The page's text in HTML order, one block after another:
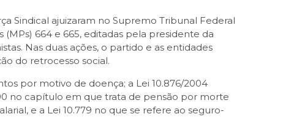
Sindical ajuizaram no Supremo Tribunal Federal
(MPs) 664 e 665, editadas pela presidente da
Nas duas ações, o partido e as entidades
do retrocesso social.
por motivo de doença; a Lei 10.876/2004
no capítulo em que trata de pensão por morte
e a Lei 10.779 no que se refere ao seguro-